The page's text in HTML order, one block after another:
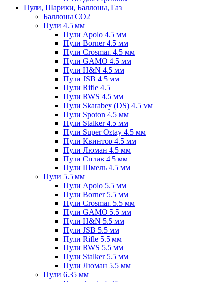
Пули, Шарики, Баллоны, Газ
Баллоны CO2
Пули 4.5 мм
Пули Apolo 4.5 мм
Пули Borner 4.5 мм
Пули Crosman 4.5 мм
Пули GAMO 4.5 мм
Пули H&N 4.5 мм
Пули JSB 4.5 мм
Пули Rifle 4.5
Пули RWS 4.5 мм
Пули Skarabey (DS) 4.5 мм
Пули Spoton 4.5 мм
Пули Stalker 4.5 мм
Пули Super Oztay 4.5 мм
Пули Квинтор 4.5 мм
Пули Люман 4.5 мм
Пули Сплав 4.5 мм
Пули Шмель 4.5 мм
Пули 5.5 мм
Пули Apolo 5.5 мм
Пули Borner 5.5 мм
Пули Crosman 5.5 мм
Пули GAMO 5.5 мм
Пули H&N 5.5 мм
Пули JSB 5.5 мм
Пули Rifle 5.5 мм
Пули RWS 5.5 мм
Пули Stalker 5.5 мм
Пули Люман 5.5 мм
Пули 6.35 мм